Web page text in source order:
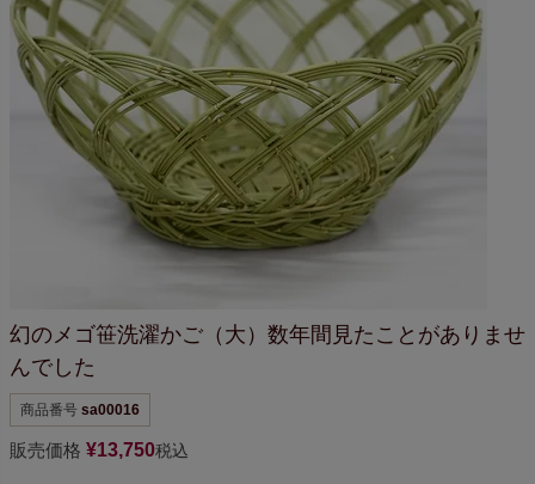
幻のメゴ笹洗濯かご（大） 数年間見たことがありませ
んでした
商品番号 sa00016
販売価格 ¥13,750税込